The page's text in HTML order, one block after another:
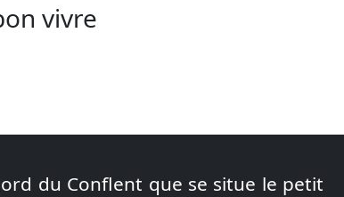
vivre
du Conflent que se situe le petit